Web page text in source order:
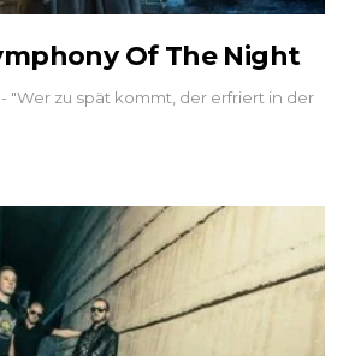
Of The Night
"Wer zu spät kommt, der erfriert in der